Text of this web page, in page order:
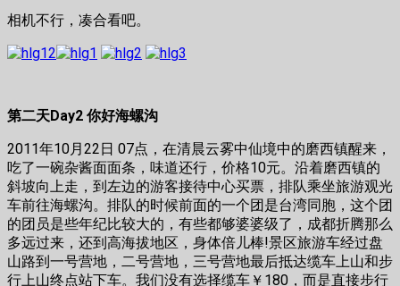
相机不行，凑合看吧。
第二天Day2 你好海螺沟
2011年10月22日 07点，在清晨云雾中仙境中的磨西镇醒来，
吃了一碗杂酱面面条，味道还行，价格10元。沿着磨西镇的
斜坡向上走，到左边的游客接待中心买票，排队乘坐旅游观光
车前往海螺沟。排队的时候前面的一个团是台湾同胞，这个团
的团员是些年纪比较大的，有些都够婆婆级了，成都折腾那么
多远过来，还到高海拔地区，身体倍儿棒!景区旅游车经过盘
山路到一号营地，二号营地，三号营地最后抵达缆车上山和步
行上山终点站下车。我们没有选择缆车￥180，而是直接步行